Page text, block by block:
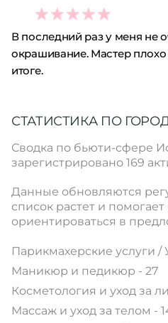
2
В последний раз у меня не
окрашивание. Мастер плохо
итоге.
СТАТИСТИКА ПО
Сводка по бьюти-сфере
зарегистрировано 169
Данные обновляются
список растет и
ориентироваться в
Парикмахерские услуги /
Маникюр и педикюр - 27
Косметология и уход за
Массаж и уход за телом -